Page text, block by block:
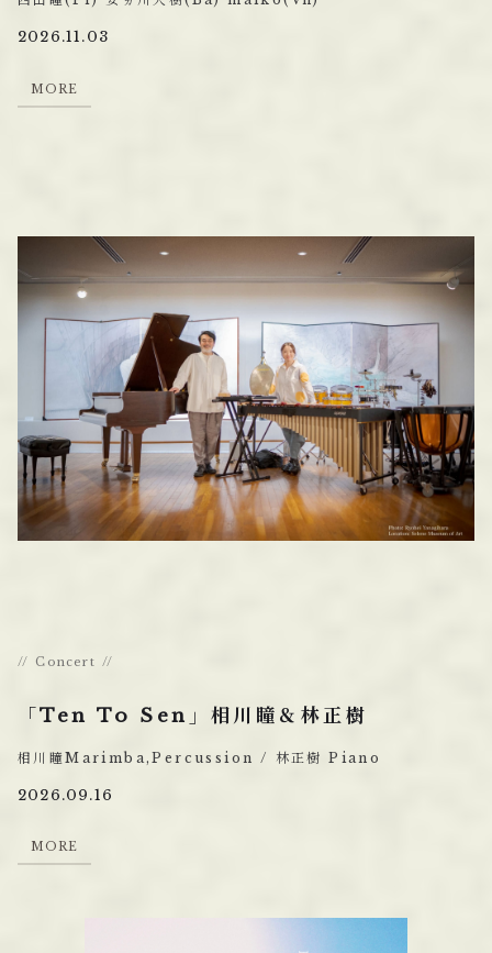
2026.11.03
MORE
MORE
Concert
「Ten To Sen」相川瞳＆林正樹
相川瞳Marimba,Percussion / 林正樹 Piano
2026.09.16
MORE
MORE